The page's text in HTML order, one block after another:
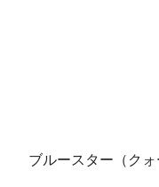
ブルースター（ク